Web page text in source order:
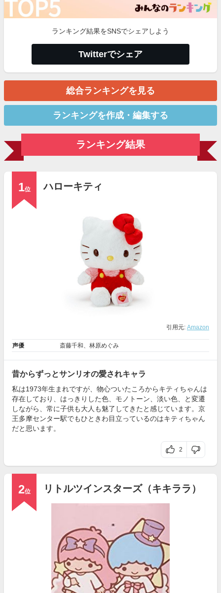
ランキング結果をSNSでシェアしよう
Twitterでシェア
総合ランキングを見る
ランキングを作成・編集する
ランキング結果
1位 ハローキティ
引用元: Amazon
声優 斎藤千和 林原めぐみ
昔からずっとサンリオの愛されキャラ
私は1973年生まれですが、物心ついたころからキティちゃんは
存在しており、はっきりした色、モノトーン、淡い色、と変遷
しながら、常に子供も大人も魅了してきたと感じています。京
王多摩センター駅でもひときわ目立っているのはキティちゃん
だと思います。
2
2位 リトルツインスターズ（キキララ）